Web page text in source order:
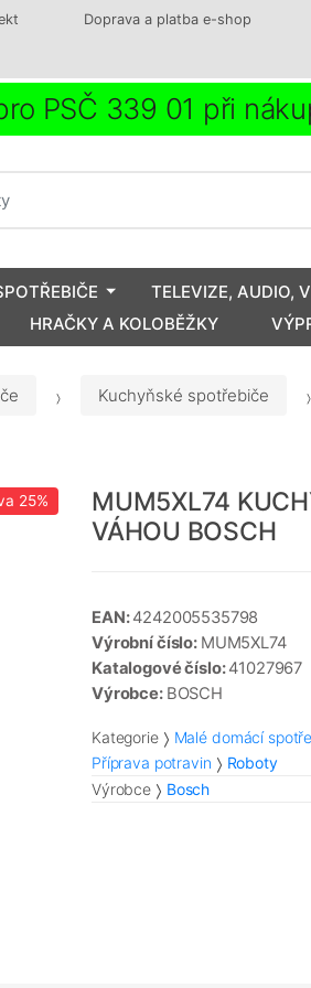
Doprava a platba e-shop
PSČ 339 01 při
TELEVIZE, AUDIO,
HRAČKY A KOLOBĚŽKY
Kuchyňské spotřebiče
25%
MUM5XL74
VÁHOU BOSCH
EAN:4242005535798
Výrobní číslo: MUM5XL74
Katalogové číslo:41027967
Výrobce: BOSCH
Kategorie Malé domácí
Příprava potravin
Roboty
Výrobce
Bosch